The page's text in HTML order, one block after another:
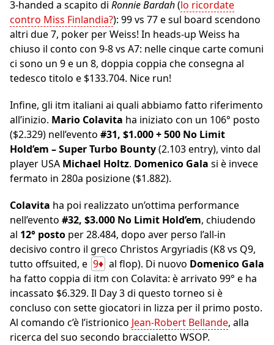
3-handed a scapito di Ronnie Bardah(lo ricordate
contro Miss Finlandia?): 99 vs 77 e sul board scendono
altri due 7, poker per Weiss! In heads-up Weiss ha
chiuso il conto con 9-8 vs A7: nelle cinque carte comuni
ci sono un 9 e un 8, doppia coppia che consegna al
tedesco titolo e $133.704. Nice run!
Infine, gli itm italiani ai quali abbiamo fatto riferimento
all’inizio. Mario Colavita ha iniziato con un 106° posto
($2.329) nell’evento #31, $1.000 + 500 No Limit
Hold’em – Super Turbo Bounty(2.103 entry), vinto dal
player USA Michael Holtz. Domenico Gala si è invece
fermato in 280a posizione ($1.882).
Colavita ha poi realizzato un’ottima performance
nell’evento #32, $3.000 No Limit Hold’em, chiudendo
al 12° posto per 28.484, dopo aver perso l’all-in
decisivo contro il greco Christos Argyriadis (K8 vs Q9,
tutto offsuited, e 9♦ al flop). Di nuovo Domenico Gala
ha fatto coppia di itm con Colavita: è arrivato 99° e ha
incassato $6.329. Il Day 3 di questo torneo si è
concluso con sette giocatori in lizza per il primo posto.
Al comando c’è l’istrionico Jean-Robert Bellande, alla
ricerca del suo secondo braccialetto WSOP.